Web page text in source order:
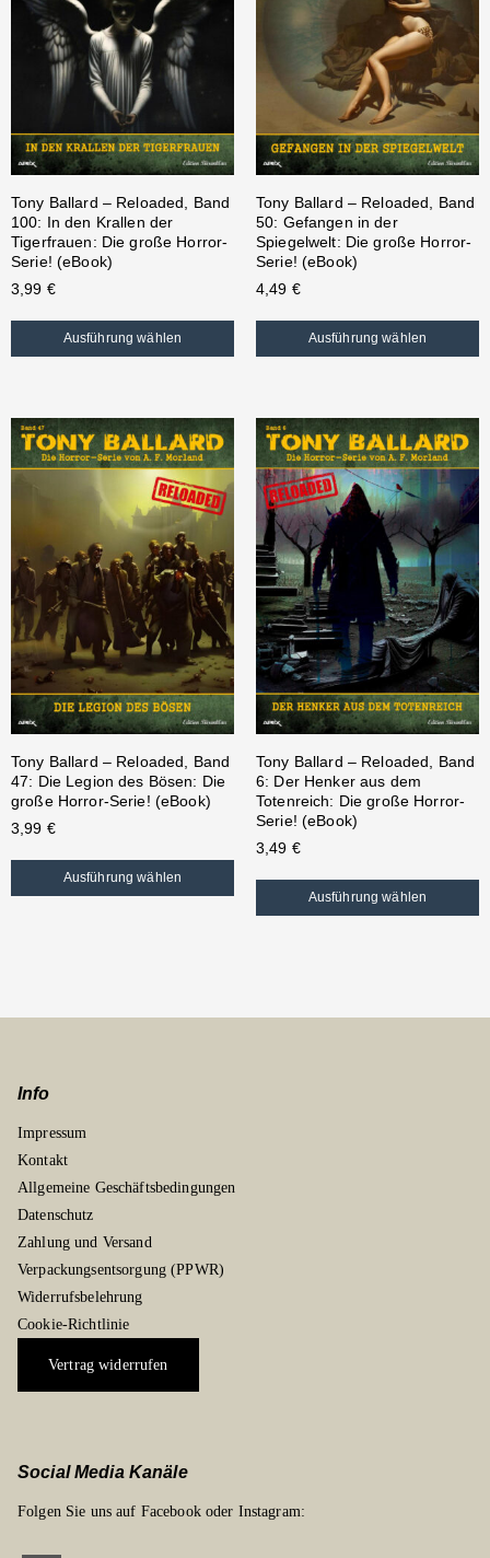
Tony Ballard – Reloaded, Band
100: In den Krallen der
Tigerfrauen: Die große Horror-
Serie! (eBook)
3,99 €
Ausführung wählen
Tony Ballard – Reloaded, Band
50: Gefangen in der
Spiegelwelt: Die große Horror-
Serie! (eBook)
4,49 €
Ausführung wählen
Tony Ballard – Reloaded, Band
47: Die Legion des Bösen: Die
große Horror-Serie! (eBook)
3,99 €
Ausführung wählen
Tony Ballard – Reloaded, Band
6: Der Henker aus dem
Totenreich: Die große Horror-
Serie! (eBook)
3,49 €
Ausführung wählen
Info
Impressum
Kontakt
Allgemeine Geschäftsbedingungen
Datenschutz
Zahlung und Versand
Verpackungsentsorgung (PPWR)
Widerrufsbelehrung
Cookie-Richtlinie
Vertrag widerrufen
Social Media Kanäle
Folgen Sie uns auf Facebook oder Instagram: